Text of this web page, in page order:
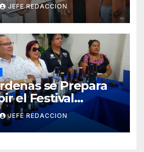
JEFE REDACCION
se Prepara
el Festival
de la Cerveza
2026
JEFE REDACCION